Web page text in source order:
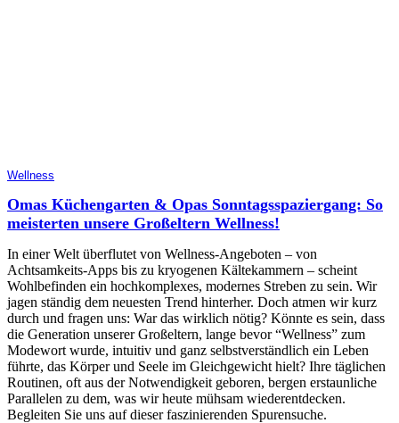
Wellness
Omas Küchengarten & Opas Sonntagsspaziergang: So
meisterten unsere Großeltern Wellness!
In einer Welt überflutet von Wellness-Angeboten – von
Achtsamkeits-Apps bis zu kryogenen Kältekammern – scheint
Wohlbefinden ein hochkomplexes, modernes Streben zu sein. Wir
jagen ständig dem neuesten Trend hinterher. Doch atmen wir kurz
durch und fragen uns: War das wirklich nötig? Könnte es sein, dass
die Generation unserer Großeltern, lange bevor “Wellness” zum
Modewort wurde, intuitiv und ganz selbstverständlich ein Leben
führte, das Körper und Seele im Gleichgewicht hielt? Ihre täglichen
Routinen, oft aus der Notwendigkeit geboren, bergen erstaunliche
Parallelen zu dem, was wir heute mühsam wiederentdecken.
Begleiten Sie uns auf dieser faszinierenden Spurensuche.